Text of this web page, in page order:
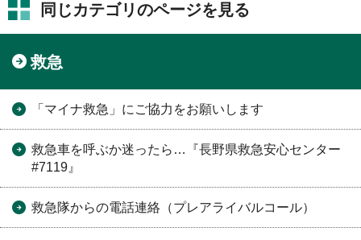
同じカテゴリのページを見る
救急
「マイナ救急」にご協力をお願いします
救急車を呼ぶか迷ったら…『長野県救急安心センター
#7119』
救急隊からの電話連絡（プレアライバルコール）